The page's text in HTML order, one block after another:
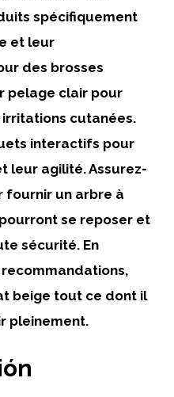
spécifiquement
et leur
des brosses
pelage clair pour
cutanées.
interactifs pour
leur agilité. Assurez-
fournir un arbre à
se reposer et
sécurité. En
beige tout ce dont il
pleinement.